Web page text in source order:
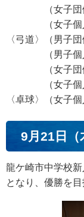
（女子団体）
（女子個人）
〈弓道〉（男子
（男子個人）
（女子団体）
（女子個人）
〈卓球〉（女子
9月21日（
龍ケ崎市中学校
となり、優勝を